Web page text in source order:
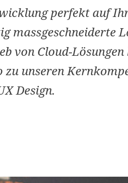
perfekt auf
massgeschneiderte
von Cloud-
zu unseren
Design.